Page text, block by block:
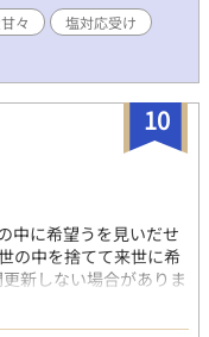
智輝目線の話。対の咲
ずは兄・智輝sideから
sideを公開します ア
お気に召しました
くちゃ励みになります
合間に書いていくの
ります。 更新の際
での感想やメッセー
々
塩対応受け
10
中に希望うを見いだせ
の中を捨てて来世に希
新しない場合がありま
合ってもらえれば幸い